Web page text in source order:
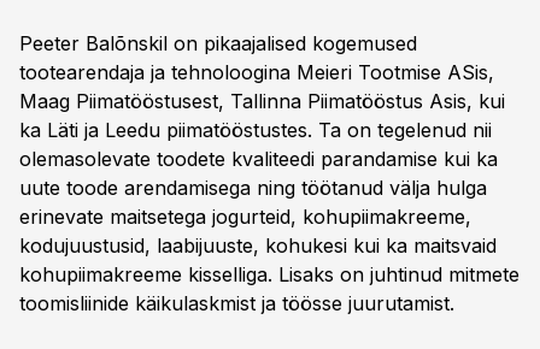
Peeter Balõnskil on pikaajalised kogemused
tootearendaja ja tehnoloogina Meieri Tootmise ASis,
Maag Piimatööstusest, Tallinna Piimatööstus Asis, kui
ka Läti ja Leedu piimatööstustes. Ta on tegelenud nii
olemasolevate toodete kvaliteedi parandamise kui ka
uute toode arendamisega ning töötanud välja hulga
erinevate maitsetega jogurteid, kohupiimakreeme,
kodujuustusid, laabijuuste, kohukesi kui ka maitsvaid
kohupiimakreeme kisselliga. Lisaks on juhtinud mitmete
toomisliinide käikulaskmist ja töösse juurutamist.